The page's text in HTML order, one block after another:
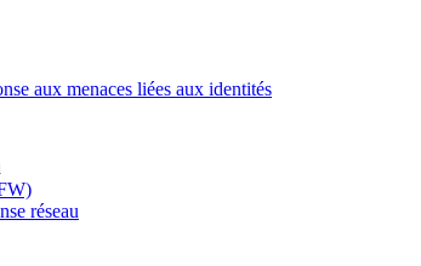
aux menaces liées aux identités
réseau